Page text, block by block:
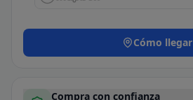
Cómo llegar
Compra con confianza